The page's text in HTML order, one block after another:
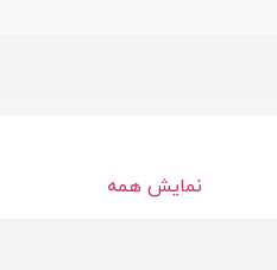
نمایش همه